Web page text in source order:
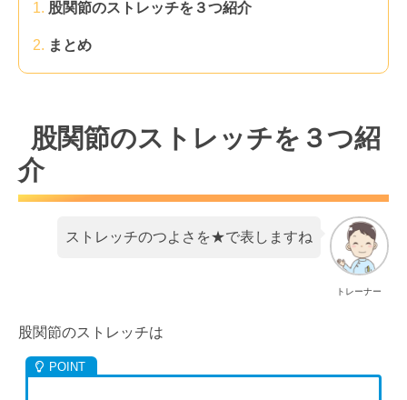
股関節のストレッチを３つ紹介
まとめ
股関節のストレッチを３つ紹
介
トレーナー
ストレッチのつよさを★で表しますね
股関節のストレッチは